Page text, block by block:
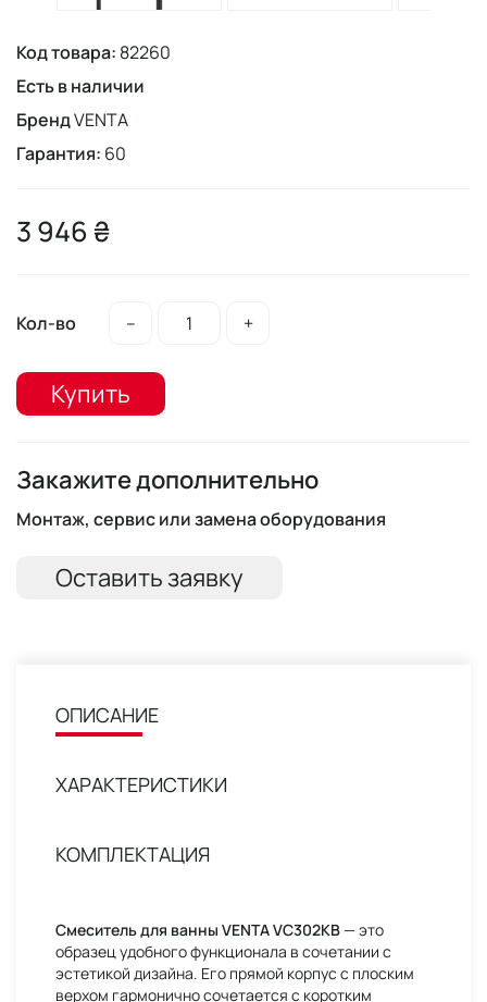
Код товара: 82260
Есть в наличии
БрендVENTA
Гарантия: 60
3 946 ₴
Кол-во – +
Купить
Закажите дополнительно
Монтаж, сервис или замена оборудования
Оставить заявку
ОПИСАНИЕ
ХАРАКТЕРИСТИКИ
КОМПЛЕКТАЦИЯ
Смеситель для ванны VENTA VC302KB— это
образец удобного функционала в сочетании с
эстетикой дизайна. Его прямой корпус с плоским
верхом гармонично сочетается с коротким